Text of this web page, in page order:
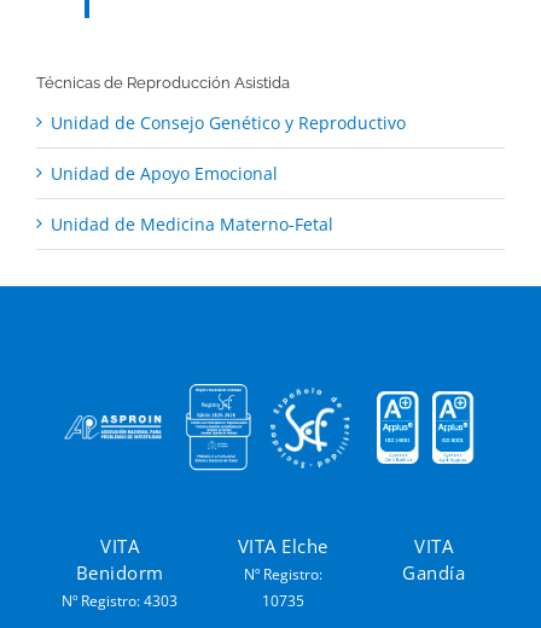
Técnicas de Reproducción Asistida
Unidad de Consejo Genético y Reproductivo
Unidad de Apoyo Emocional
Unidad de Medicina Materno-Fetal
VITA
Benidorm
Nº Registro: 4303
VITA Elche
Nº Registro:
10735
VITA
Gandía